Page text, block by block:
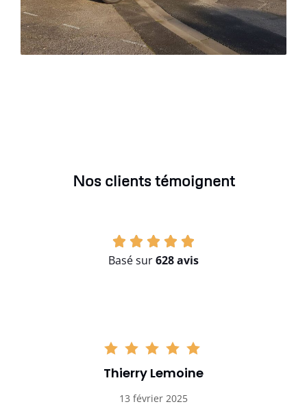
Nos clients témoignent
Basé sur628 avis
Thierry Lemoine
13 février 2025